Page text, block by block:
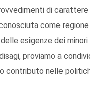
di
come
esigenze dei
proviamo a
contributo nelle